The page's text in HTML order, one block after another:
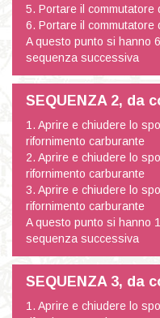
5. Portare il commutatore
6. Portare il commutatore
A questo punto si hanno
sequenza successiva
SEQUENZA 2, da
1. Aprire e chiudere lo
rifornimento carburante
2. Aprire e chiudere lo
rifornimento carburante
3. Aprire e chiudere lo
rifornimento carburante
A questo punto si hanno
sequenza successiva
SEQUENZA 3, da
1. Aprire e chiudere lo